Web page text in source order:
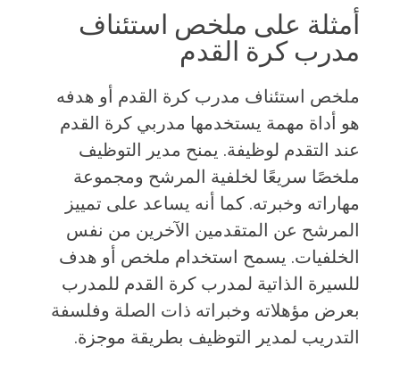
أمثلة على ملخص استئناف
مدرب كرة القدم
ملخص استئناف مدرب كرة القدم أو هدفه
هو أداة مهمة يستخدمها مدربي كرة القدم
عند التقدم لوظيفة. يمنح مدير التوظيف
ملخصًا سريعًا لخلفية المرشح ومجموعة
مهاراته وخبرته. كما أنه يساعد على تمييز
المرشح عن المتقدمين الآخرين من نفس
الخلفيات. يسمح استخدام ملخص أو هدف
للسيرة الذاتية لمدرب كرة القدم للمدرب
بعرض مؤهلاته وخبراته ذات الصلة وفلسفة
التدريب لمدير التوظيف بطريقة موجزة.